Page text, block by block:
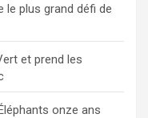
le plus grand défi de
et prend les
onze ans